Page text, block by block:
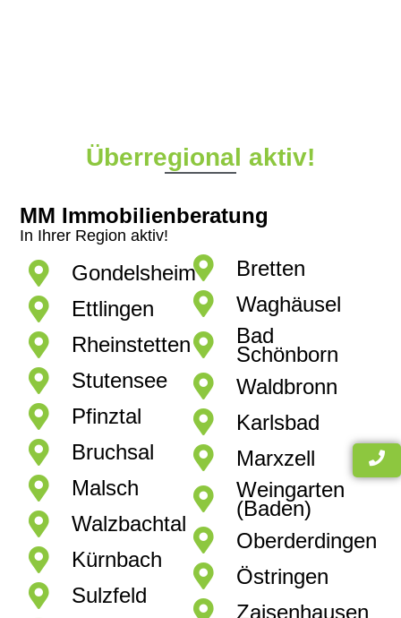
Überregional aktiv!
MM Immobilienberatung
In Ihrer Region aktiv!
Gondelsheim
Ettlingen
Rheinstetten
Stutensee
Pfinztal
Bruchsal
Malsch
Walzbachtal
Kürnbach
Sulzfeld
Bretten
Waghäusel
Bad
Schönborn
Waldbronn
Karlsbad
Marxzell
Weingarten
(Baden)
Oberderdingen
Östringen
Zaisenhausen